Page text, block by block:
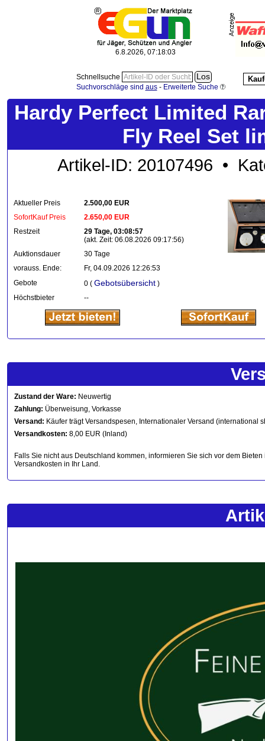
6.8.2026, 07:18:06
Schnellsuche
Suchvorschläge sind aus- Erweiterte Suche
Hardy Perfect Limited
Fly Reel Set
Artikel-ID: 20107496 •
Aktueller Preis
2.500,00 EUR
SofortKauf Preis
2.650,00 EUR
Restzeit
29 Tage, 03:08:57
(akt. Zeit: 06.08.2026 09:17:56)
Auktionsdauer
30 Tage
vorauss. Ende:
Fr, 04.09.2026 12:26:53
Gebote
0 ( Gebotsübersicht )
Höchstbieter
--
Zustand der Ware: Neuwertig
Zahlung: Überweisung, Vorkasse
Versand: Käufer trägt Versandspesen, Internationaler Versand (international
Versandkosten: 8,00 EUR (Inland)
Falls Sie nicht aus Deutschland kommen, informieren Sie sich vor dem
Versandkosten in Ihr Land.